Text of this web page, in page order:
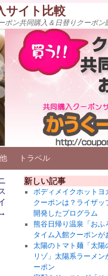
サイト比較
ン共同購入＆日替りクーポ
トラベル
新しい記事
ボディメイクホットヨ
クーポンは？ライザッ
開発したプログラム
熊谷日帰り温泉「おふ
タイム入館クーポンが
太陽のトマト麺「太陽
リゾ」太陽系ラーメ
ーポン